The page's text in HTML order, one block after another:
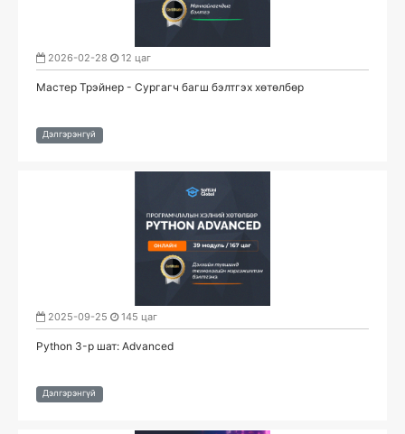
2026-02-28 12 цаг
Мастер Трэйнер - Сургагч багш бэлтгэх хөтөлбөр
Дэлгэрэнгүй
2025-09-25 145 цаг
Python 3-р шат: Advanced
Дэлгэрэнгүй